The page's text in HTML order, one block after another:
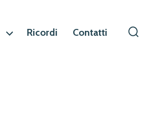
Ricordi Contatti